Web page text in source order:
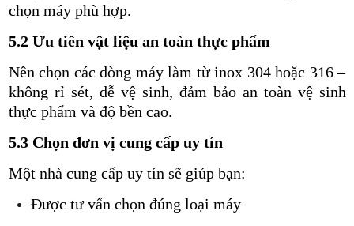
chọn máy phù hợp.
5.2 Ưu tiên vật liệu an toàn thực phẩm
Nên chọn các dòng máy làm từ inox 304 hoặc 316 –
không rỉ sét, dễ vệ sinh, đảm bảo an toàn vệ sinh
thực phẩm và độ bền cao.
5.3 Chọn đơn vị cung cấp uy tín
Một nhà cung cấp uy tín sẽ giúp bạn:
Được tư vấn chọn đúng loại máy